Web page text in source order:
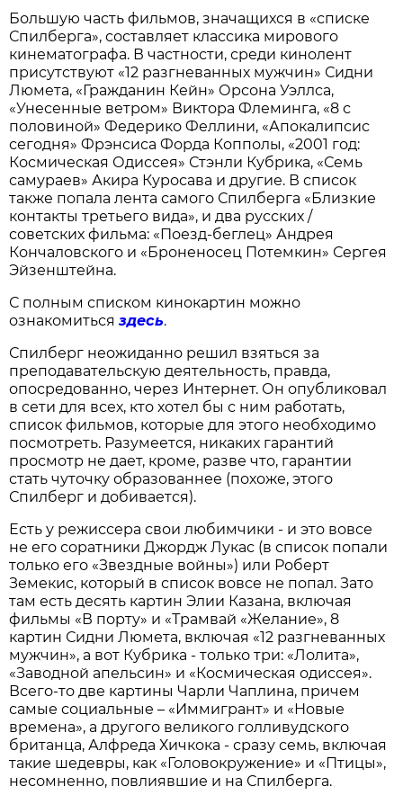
Большую часть фильмов, значащихся в «списке
Спилберга», составляет классика мирового
кинематографа. В частности, среди кинолент
присутствуют «12 разгневанных мужчин» Сидни
Люмета, «Гражданин Кейн» Орсона Уэллса,
«Унесенные ветром» Виктора Флеминга, «8 с
половиной» Федерико Феллини, «Апокалипсис
сегодня» Фрэнсиса Форда Копполы, «2001 год:
Космическая Одиссея» Стэнли Кубрика, «Семь
самураев» Акира Куросава и другие. В список
также попала лента самого Спилберга «Близкие
контакты третьего вида», и два русских /
советских фильма: «Поезд-беглец» Андрея
Кончаловского и «Броненосец Потемкин» Сергея
Эйзенштейна.
С полным списком кинокартин можно
ознакомитьсяздесь.
Спилберг неожиданно решил взяться за
преподавательскую деятельность, правда,
опосредованно, через Интернет. Он опубликовал
в сети для всех, кто хотел бы с ним работать,
список фильмов, которые для этого необходимо
посмотреть. Разумеется, никаких гарантий
просмотр не дает, кроме, разве что, гарантии
стать чуточку образованнее (похоже, этого
Спилберг и добивается).
Есть у режиссера свои любимчики - и это вовсе
не его соратники Джордж Лукас (в список попали
только его «Звездные войны») или Роберт
Земекис, который в список вовсе не попал. Зато
там есть десять картин Элии Казана, включая
фильмы «В порту» и «Трамвай «Желание», 8
картин Сидни Люмета, включая «12 разгневанных
мужчин», а вот Кубрика - только три: «Лолита»,
«Заводной апельсин» и «Космическая одиссея».
Всего-то две картины Чарли Чаплина, причем
самые социальные – «Иммигрант» и «Новые
времена», а другого великого голливудского
британца, Алфреда Хичкока - сразу семь, включая
такие шедевры, как «Головокружение» и «Птицы»,
несомненно, повлиявшие и на Спилберга.